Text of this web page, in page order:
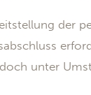
der
unter